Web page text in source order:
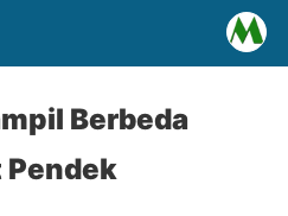
Berbeda
Pendek